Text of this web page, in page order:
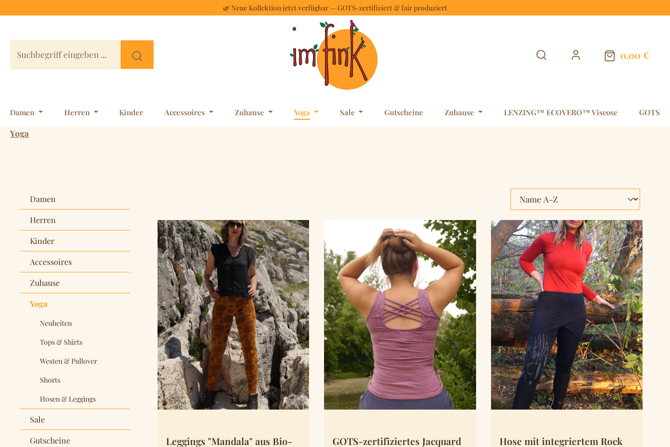
🌿 Neue Kollektion jetzt verfügbar — GOTS-zertifiziert & fair produziert
0,00 €
Warenkorb
Damen Herren Kinder Accessoires Zuhause Yoga Sale Gutscheine Zuhause LENZING™ ECOVERO™ Viscose GOTS
Yoga
Damen
Herren
Kinder
Accessoires
Zuhause
Yoga
Neuheiten
Tops & Shirts
Westen & Pullover
Shorts
Hosen & Leggings
Sale
Gutscheine
Leggings "Mandala" aus Bio-
GOTS-zertifiziertes Jacquard
Hose mit integriertem Rock